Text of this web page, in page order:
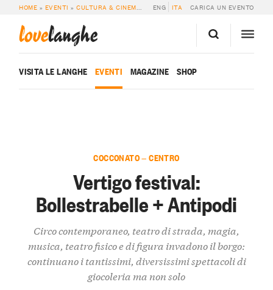
HOME » EVENTI »CULTURA & CINEMA » VERTIGO FESTIVAL:
ENG ITA CARICA UN EVENTO
lovelanghe
VISITA LE LANGHE EVENTI MAGAZINE SHOP
COCCONATO — CENTRO
Vertigo festival:
Bollestrabelle + Antipodi
Circo contemporaneo, teatro di strada, magia,
musica, teatro fisico e di figura invadono il borgo:
continuano i tantissimi, diversissimi spettacoli di
giocoleria ma non solo